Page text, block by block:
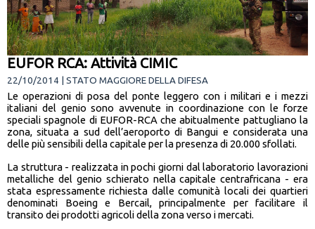
EUFOR RCA: Attività CIMIC
22/10/2014 | STATO MAGGIORE DELLA DIFESA
Le operazioni di posa del ponte leggero con i militari e i mezzi
italiani del genio sono avvenute in coordinazione con le forze
speciali spagnole di EUFOR-RCA che abitualmente pattugliano la
zona, situata a sud dell’aeroporto di Bangui e considerata una
delle più sensibili della capitale per la presenza di 20.000 sfollati.
La struttura - realizzata in pochi giorni dal laboratorio lavorazioni
metalliche del genio schierato nella capitale centrafricana - era
stata espressamente richiesta dalle comunità locali dei quartieri
denominati Boeing e Bercail, principalmente per facilitare il
transito dei prodotti agricoli della zona verso i mercati.